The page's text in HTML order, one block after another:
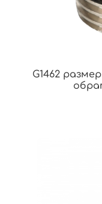
G1462